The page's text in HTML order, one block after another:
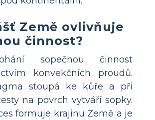
Země ovlivňuje
činnost?
sopečnou činnost
konvekčních proudů.
stoupá ke kůře a při
na povrch vytváří sopky.
formuje krajinu Země a je